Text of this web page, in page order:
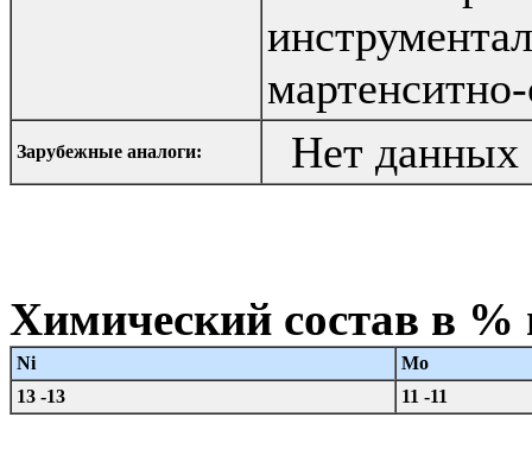
Зарубежные аналоги: Нет данных
Химический состав в
Ni
Mo
13 -13
11 -11